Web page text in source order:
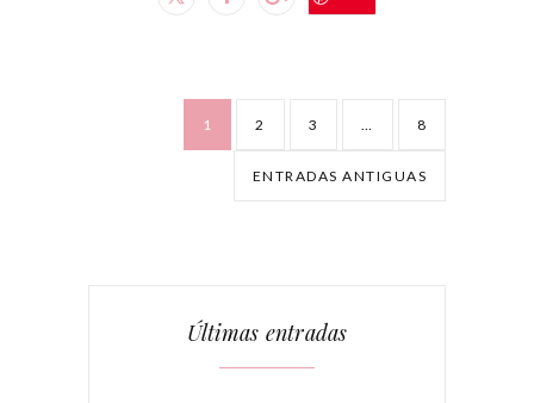
1 2 3 … 8
ENTRADAS ANTIGUAS
Últimas entradas